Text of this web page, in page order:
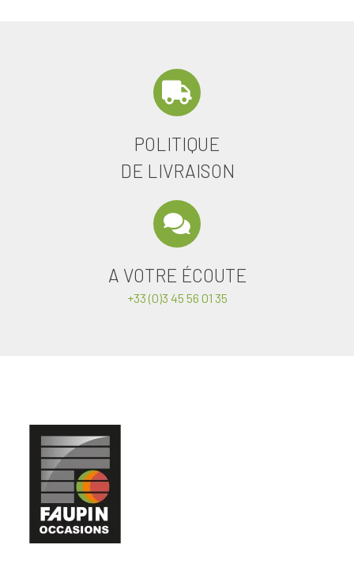
POLITIQUE
DE LIVRAISON
A VOTRE ÉCOUTE
+33 (0)3 45 56 01 35